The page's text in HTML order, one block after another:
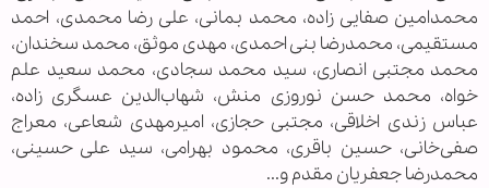
محمدامین صفایی زاده، محمد بمانی، علی رضا محمدی، احمد
مستقیمی، محمدرضا بنی احمدی، مهدی موثق، محمد سخندان،
محمد مجتبی انصاری، سید محمد سجادی، محمد سعید علم
خواه، محمد حسن نوروزی منش، شهاب‌الدین عسگری زاده،
عباس زندی اخلاقی، مجتبی حجازی، امیرمهدی شعاعی، معراج
صفی‌خانی، حسین باقری، محمود بهرامی، سید علی حسینی،
محمدرضا جعفریان مقدم و...